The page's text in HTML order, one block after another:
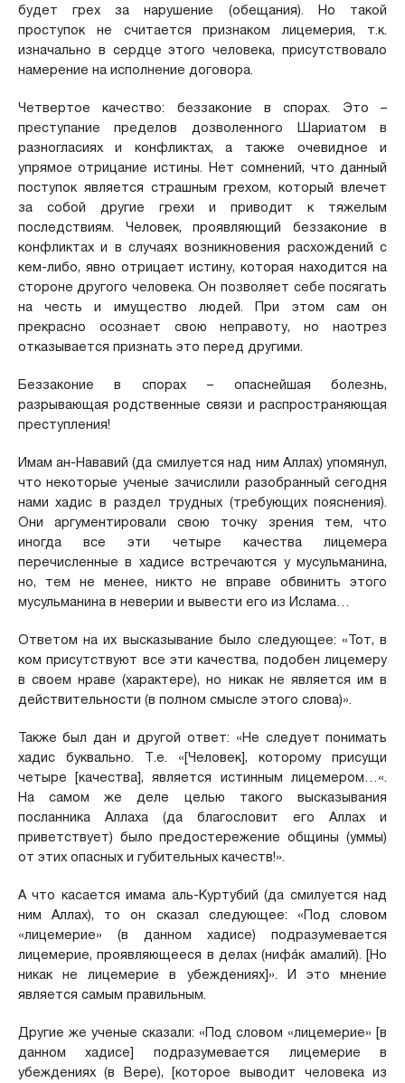
будет грех за нарушение (обещания). Но такой
проступок не считается признаком лицемерия, т.к.
изначально в сердце этого человека, присутствовало
намерение на исполнение договора.
Четвертое качество: беззаконие в спорах. Это –
преступание пределов дозволенного Шариатом в
разногласиях и конфликтах, а также очевидное и
упрямое отрицание истины. Нет сомнений, что данный
поступок является страшным грехом, который влечет
за собой другие грехи и приводит к тяжелым
последствиям. Человек, проявляющий беззаконие в
конфликтах и в случаях возникновения расхождений с
кем-либо, явно отрицает истину, которая находится на
стороне другого человека. Он позволяет себе посягать
на честь и имущество людей. При этом сам он
прекрасно осознает свою неправоту, но наотрез
отказывается признать это перед другими.
Беззаконие в спорах – опаснейшая болезнь,
разрывающая родственные связи и распространяющая
преступления!
Имам ан-Нававий (да смилуется над ним Аллах) упомянул,
что некоторые ученые зачислили разобранный сегодня
нами хадис в раздел трудных (требующих пояснения).
Они аргументировали свою точку зрения тем, что
иногда все эти четыре качества лицемера
перечисленные в хадисе встречаются у мусульманина,
но, тем не менее, никто не вправе обвинить этого
мусульманина в неверии и вывести его из Ислама…
Ответом на их высказывание было следующее: «Тот, в
ком присутствуют все эти качества, подобен лицемеру
в своем нраве (характере), но никак не является им в
действительности (в полном смысле этого слова)».
Также был дан и другой ответ: «Не следует понимать
хадис буквально. Т.е. «[Человек], которому присущи
четыре [качества], является истинным лицемером…«.
На самом же деле целью такого высказывания
посланника Аллаха (да благословит его Аллах и
приветствует) было предостережение общины (уммы)
от этих опасных и губительных качеств!».
А что касается имама аль-Куртубий (да смилуется над
ним Аллах), то он сказал следующее: «Под словом
«лицемерие» (в данном хадисе) подразумевается
лицемерие, проявляющееся в делах (нифáк амалий). [Но
никак не лицемерие в убеждениях]». И это мнение
является самым правильным.
Другие же ученые сказали: «Под словом «лицемерие» [в
данном хадисе] подразумевается лицемерие в
убеждениях (в Вере), [которое выводит человека из